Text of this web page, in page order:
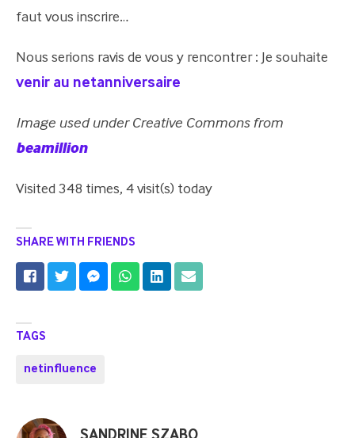
faut vous inscrire…
Nous serions ravis de vous y rencontrer : Je souhaite
venir au netanniversaire
Image used under Creative Commons from
beamillion
Visited 348 times, 4 visit(s) today
SHARE WITH FRIENDS
TAGS
netinfluence
Posted